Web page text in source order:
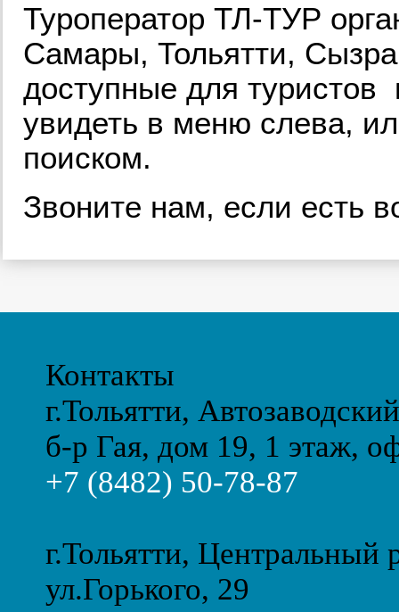
Туроператор ТЛ-ТУР
Самары, Тольятти,
доступные для
увидеть в меню слева,
поиском.
Звоните нам, если есть
Контакты
г.Тольятти,
б-р Гая, дом 19, 1 этаж,
+7 (8482) 50-78-87
г.Тольятти, Центральный
ул.Горького, 29